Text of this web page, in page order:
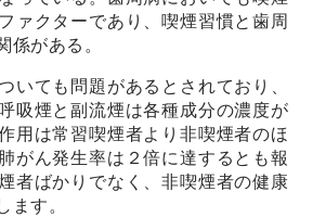
ァクターであり、喫煙習慣と歯周
係がある。
いても問題があるとされており、
吸煙と副流煙は各種成分の濃度が
用は常習喫煙者より非喫煙者のほ
がん発生率は２倍に達するとも報
者ばかりでなく、非喫煙者の健康
ます。